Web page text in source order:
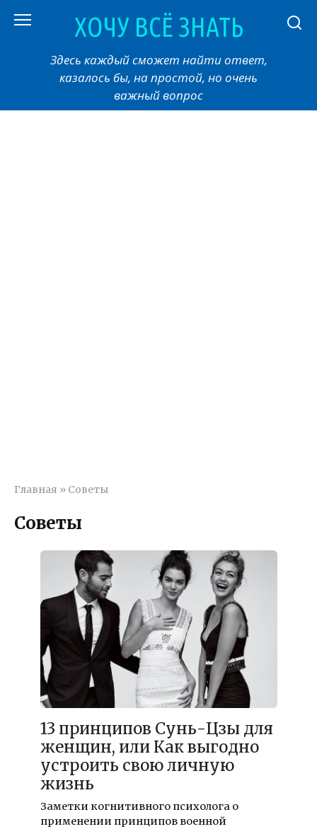
ХОЧУ ВСЁ ЗНАТЬ
Здесь каждый сможет найти ответ,
казалось бы, на простой, но очень
важный вопрос
Главная » Советы
Советы
13 принципов Сунь-Цзы для
женщин, или Как выгодно
устроить свою личную
жизнь
Заметки когнитивного психолога о
применении принципов военной